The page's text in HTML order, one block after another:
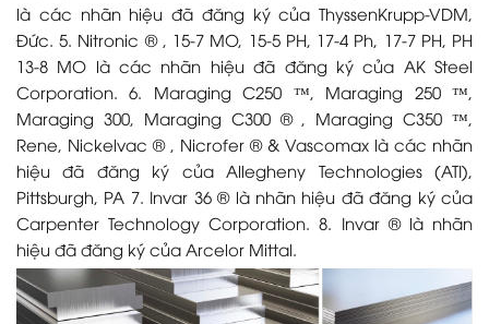
là các nhãn hiệu đã đăng ký của ThyssenKrupp-VDM,
Đức. 5. Nitronic ® , 15-7 MO, 15-5 PH, 17-4 Ph, 17-7 PH, PH
13-8 MO là các nhãn hiệu đã đăng ký của AK Steel
Corporation. 6. Maraging C250 ™, Maraging 250 ™,
Maraging 300, Maraging C300 ® , Maraging C350 ™,
Rene, Nickelvac ® , Nicrofer ® & Vascomax là các nhãn
hiệu đã đăng ký của Allegheny Technologies (ATI),
Pittsburgh, PA 7. Invar 36 ® là nhãn hiệu đã đăng ký của
Carpenter Technology Corporation. 8. Invar ® là nhãn
hiệu đã đăng ký của Arcelor Mittal.